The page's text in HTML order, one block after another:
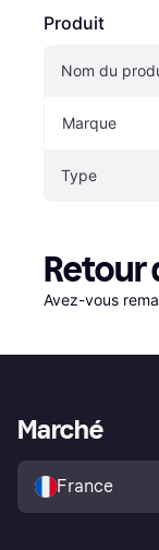
Produit
Nom du
Marque
Type
Retour
Avez-vous
Marché
France